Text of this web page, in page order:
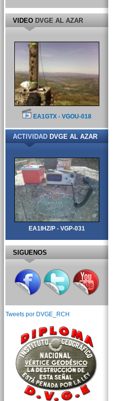
VIDEODVGE AL AZAR
EA1GTX - VGOU-018
ACTIVIDADDVGE AL AZAR
EA1IHZ/P - VGP-031
SIGUENOS
Tweets por DVGE_RCH